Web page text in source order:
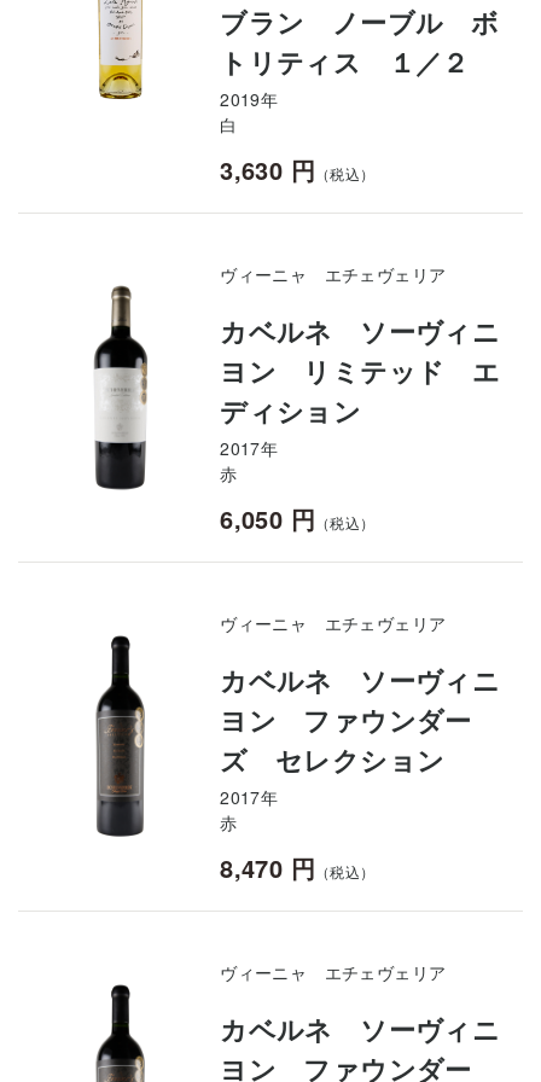
ブラン ノーブル ボ
トリティス １／２
2019年
白
3,630 円 （税込）
ヴィーニャ エチェヴェリア
カベルネ ソーヴィニ
ヨン リミテッド エ
ディション
2017年
赤
6,050 円 （税込）
ヴィーニャ エチェヴェリア
カベルネ ソーヴィニ
ヨン ファウンダー
ズ セレクション
2017年
赤
8,470 円 （税込）
ヴィーニャ エチェヴェリア
カベルネ ソーヴィニ
ヨン ファウンダー